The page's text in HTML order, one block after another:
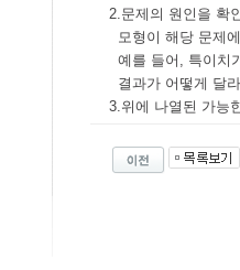
2.문제의 원인을 확
모형이 해당 문제에
예를 들어, 특이치
결과가 어떻게 달라
3.위에 나열된 가능